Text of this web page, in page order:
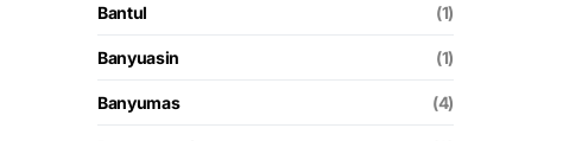
Bantul (1)
Banyuasin (1)
Banyumas (4)